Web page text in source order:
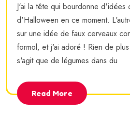
J'ai la tête qui bourdonne d'idées
d'Halloween en ce moment.
sur une idée de faux cerveaux
formol, et j'ai adoré ! Rien de
s'agit que de légumes dans du
Read More